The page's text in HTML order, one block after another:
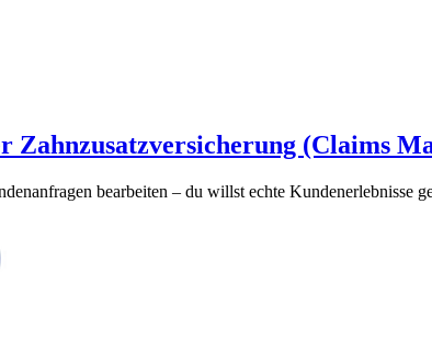
Zahnzusatzversicherung (Claims
bearbeiten – du willst echte Kundenerlebnisse